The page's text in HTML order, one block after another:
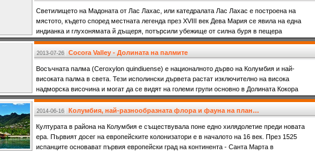
Светилището на Мадоната от Лас Лахас, или катедралата Лас Лахас е построена на
мястото, където според местната легенда през XVIII век Дева Мария се явила на една
индианка и глухонямата й дъщеря, потърсили убежище от силна буря в пещера
2013-07-26 Cocora Valley - Долината на палмите
Восъчната палма (Ceroxylon quindiuense) е националното дърво на Колумбия и най-
високата палма в света. Тези исполински дървета растат изключително на висока
надморска височина и могат да се видят на големи групи основно в Долината Кокора
2014-06-16 Колумбия, най-разнообразната флора и фауна на план…
Културата в района на Колумбия е съществувала поне едно хилядолетие преди новата
ера. Първият досег на европейските колонизатори е в началото на 16 век. През 1525
испанците основават първия европейски град на континента - Санта Марта в